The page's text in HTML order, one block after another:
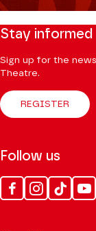
Stay informed
Sign up for the
Theatre.
REGISTER
Follow us
FacebookInstagram
Tik
Tok